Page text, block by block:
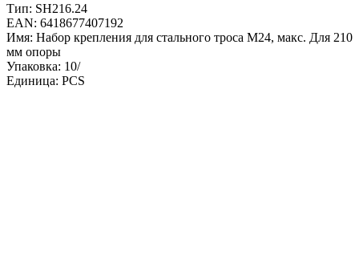
Тип: SH216.24
EAN: 6418677407192
Имя: Набор крепления для стального троса M24, макс. Для 210
мм опоры
Упаковка: 10/
Единица: PCS